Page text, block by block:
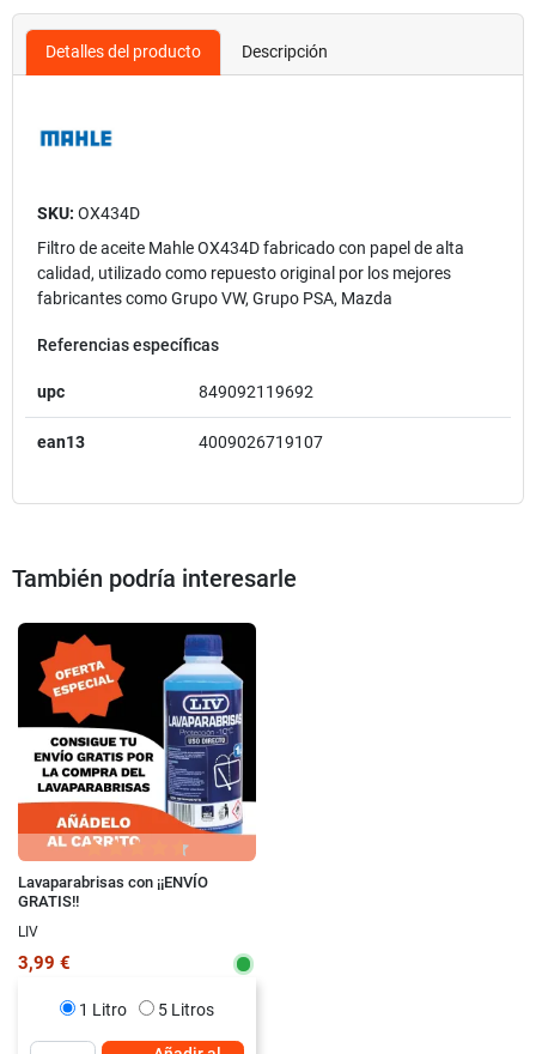
Detalles del producto Descripción
SKU: OX434D
Filtro de aceite Mahle OX434D fabricado con papel de alta
calidad, utilizado como repuesto original por los mejores
fabricantes como Grupo VW, Grupo PSA, Mazda
Referencias específicas
upc 849092119692
ean13 4009026719107
También podría interesarle
Lavaparabrisas con ¡¡ENVÍO
GRATIS!!
LIV
3,99 €
1 Litro 5 Litros